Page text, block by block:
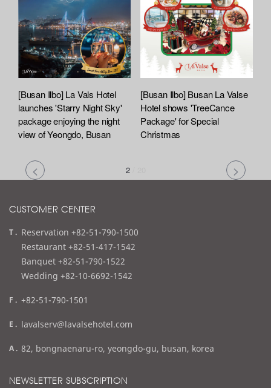
[Busan Ilbo] La Vals Hotel
launches 'Starry Night Sky'
package enjoying the night
view of Yeongdo, Busan
[Busan Ilbo] Busan La Valse
Hotel shows 'TreeCance
Package' for Special
Christmas
2/
CUSTOMER CENTER
t
e
l
Reservation +82-51-790-1500
Restaurant +82-51-417-1542
Banquet +82-51-790-1522
Wedding +82-10-6692-1542
f
x
+82-51-790-1501
e
a
l
lavalserv@lavalsehotel.com
a
d
82, bongnaenaru-ro, yeongdo-gu, busan, korea
NEWSLETTER SUBSCRIPTION